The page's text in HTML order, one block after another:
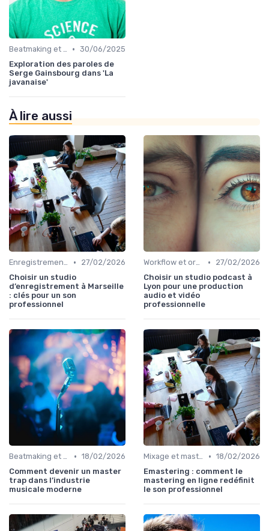
Beatmaking et composition • 30/06/2025
Exploration des paroles de
Serge Gainsbourg dans 'La
javanaise'
À lire aussi
Enregistrement et prise de son •
27/02/2026
Choisir un studio
d’enregistrement à Marseille
: clés pour un son
professionnel
Workflow et organisation studio •
27/02/2026
Choisir un studio podcast à
Lyon pour une production
audio et vidéo
professionnelle
Beatmaking et composition • 18/02/2026
Comment devenir un master
trap dans l’industrie
musicale moderne
Mixage et mastering • 18/02/2026
Emastering : comment le
mastering en ligne redéfinit
le son professionnel